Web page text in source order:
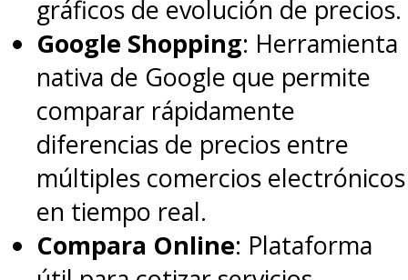
gráficos de evolución de precios.
Google Shopping: Herramienta
nativa de Google que permite
comparar rápidamente
diferencias de precios entre
múltiples comercios electrónicos
en tiempo real.
Compara Online: Plataforma